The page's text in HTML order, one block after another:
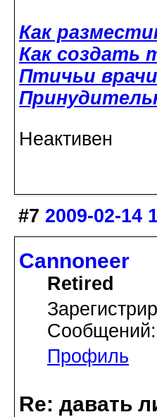
Как
Как создать
Птичьи
Неактивен
#7 2009-02-14
Cannoneer
Retired
Профиль
Re: давать